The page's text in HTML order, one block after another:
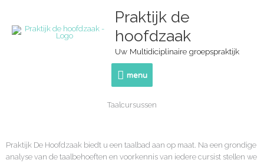
Praktijk de
hoofdzaak
Uw Multidiciplinaire groepspraktijk
menu
menu
Taalcursussen
Praktijk De Hoofdzaak biedt u een taalbad aan op maat. Na een grondige
analyse van de taalbehoeften en voorkennis van iedere cursist stellen we